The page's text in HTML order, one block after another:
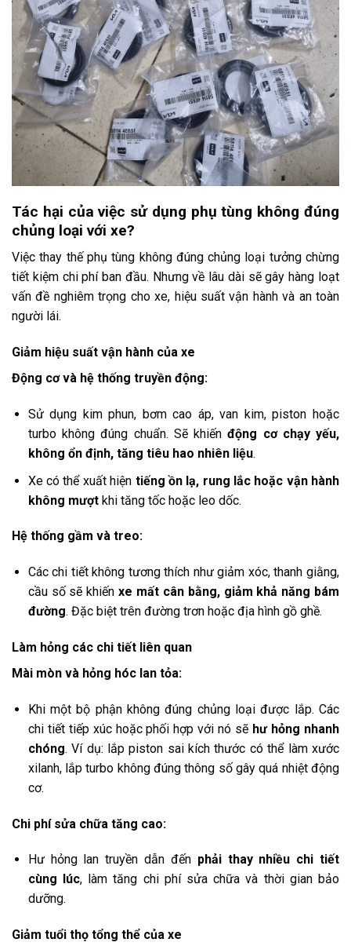
Tác hại của việc sử dụng phụ tùng không đúng
chủng loại với xe?
Việc thay thế phụ tùng không đúng chủng loại tưởng chừng
tiết kiệm chi phí ban đầu. Nhưng về lâu dài sẽ gây hàng loạt
vấn đề nghiêm trọng cho xe, hiệu suất vận hành và an toàn
người lái.
Giảm hiệu suất vận hành của xe
Động cơ và hệ thống truyền động:
Sử dụng kim phun, bơm cao áp, van kim, piston hoặc
turbo không đúng chuẩn. Sẽ khiếnđộng cơ chạy yếu,
không ổn định, tăng tiêu hao nhiên liệu.
Xe có thể xuất hiện tiếng ồn lạ, rung lắc hoặc vận hành
không mượtkhi tăng tốc hoặc leo dốc.
Hệ thống gầm và treo:
Các chi tiết không tương thích như giảm xóc, thanh giằng,
cầu số sẽ khiếnxe mất cân bằng, giảm khả năng bám
đường. Đặc biệt trên đường trơn hoặc địa hình gồ ghề.
Làm hỏng các chi tiết liên quan
Mài mòn và hỏng hóc lan tỏa:
Khi một bộ phận không đúng chủng loại được lắp. Các
chi tiết tiếp xúc hoặc phối hợp với nó sẽ hư hỏng nhanh
chóng. Ví dụ: lắp piston sai kích thước có thể làm xước
xilanh, lắp turbo không đúng thông số gây quá nhiệt động
cơ.
Chi phí sửa chữa tăng cao:
Hư hỏng lan truyền dẫn đến phải thay nhiều chi tiết
cùng lúc, làm tăng chi phí sửa chữa và thời gian bảo
dưỡng.
Giảm tuổi thọ tổng thể của xe